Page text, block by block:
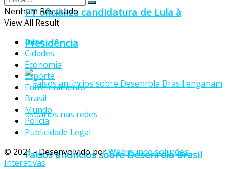
PT oficializa candidatura de Lula à
Presidência
Falsos anúncios sobre Desenrola Brasil
Nenhum Resultado
View All Result
Início
Cidades
Economia
Esporte
Entretenimento
Brasil
Mundo
Polícia
Publicidade Legal
© 2021 - Desenvolvido porWebmundo soluções
Interativas